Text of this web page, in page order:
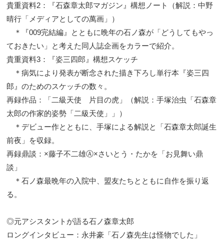
貴重資料2：『石森章太郎マガジン』構想ノート（解説：中野
晴行「メディアとしての萬画」）
＊『009完結編』とともに晩年の石ノ森が「どうしてもやっ
ておきたい」と考えた同人誌企画をカラーで紹介。
貴重資料3：『姿三四郎』構想スケッチ
＊病気により発表が断念された描き下ろし単行本『姿三四
郎』のためのスケッチの数々。
再録作品：「二級天使 片目の虎」（解説：手塚治虫「石森章
太郎の作家的姿勢「二級天使」」）
＊デビュー作とともに、手塚による解説と「石森章太郎誕生
前夜」を収録。
再録鼎談：×藤子不二雄Ⓐ×さいとう・たかを「お見舞い鼎
談」
＊石ノ森最晩年の入院中、盟友たちとともに自作を振り返
る。
◎元アシスタントが語る石ノ森章太郎
ロングインタビュー：永井豪「石ノ森先生は怪物でした」